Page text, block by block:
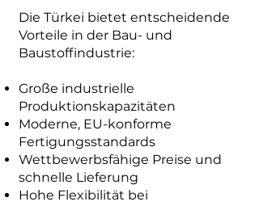
Die Türkei bietet entscheidende
Vorteile in der Bau- und
Baustoffindustrie:
Große industrielle
Produktionskapazitäten
Moderne, EU-konforme
Fertigungsstandards
Wettbewerbsfähige Preise und
schnelle Lieferung
Hohe Flexibilität bei